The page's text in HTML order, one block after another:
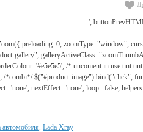
',
preloading: 0, zoomType: "window",
gallery", galleryActiveClass:
'#e5e5e5', /* uncoment in use tint
/*combi*/ $("#product-image").bind("click",
: 'none', nextEffect : 'none', loop : false,
, Lada Xray